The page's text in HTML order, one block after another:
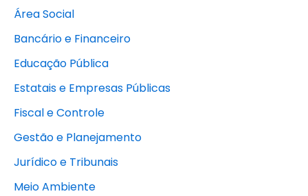
Área Social
Bancário e Financeiro
Educação Pública
Estatais e Empresas Públicas
Fiscal e Controle
Gestão e Planejamento
Jurídico e Tribunais
Meio Ambiente